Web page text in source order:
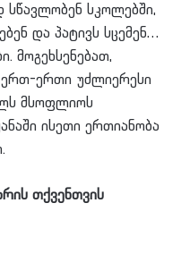
სწავლობენ სკოლებში,
და პატივს სცემენ…
მოგეხსენებათ,
ერთი უძლიერესი
მსოფლიოს
ისეთი ერთიანობა
თქვენთვის